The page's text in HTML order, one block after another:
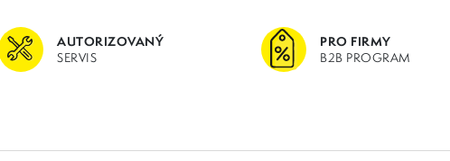
AUTORIZOVANÝ
SERVIS
PRO FIRMY
B2B PROGRAM